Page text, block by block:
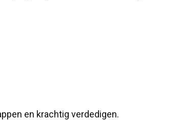
en krachtig verdedigen.